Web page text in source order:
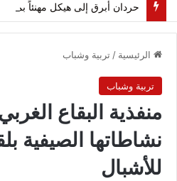
حردان أبرق إلى هيكل مهنئاً
الرئيسية /تربية وشباب
تربية وشباب
منفذية البقاع
نشاطاتها الصيفية
للأشبال